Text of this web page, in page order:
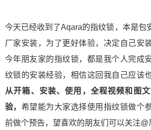
今天已经收到了Aqara的指纹锁，本是包
厂家安装，为了更好体验，决定自己安
今年朋友家的指纹锁，都是我个人完成
纹锁的安装经验，相信这回我自己应该
从开箱、安装、使用，全程视频和图
验， 希望能为大家选择使用指纹锁做个
前做个预告，望喜欢的朋友们可以关注@